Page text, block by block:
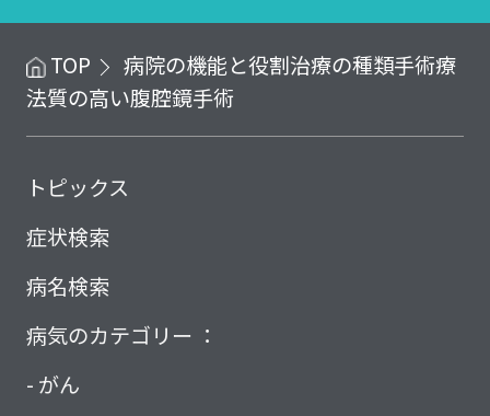
TOP 病院の機能と役割治療の種類手術療
法質の高い腹腔鏡手術
トピックス
症状検索
病名検索
病気のカテゴリー ：
がん